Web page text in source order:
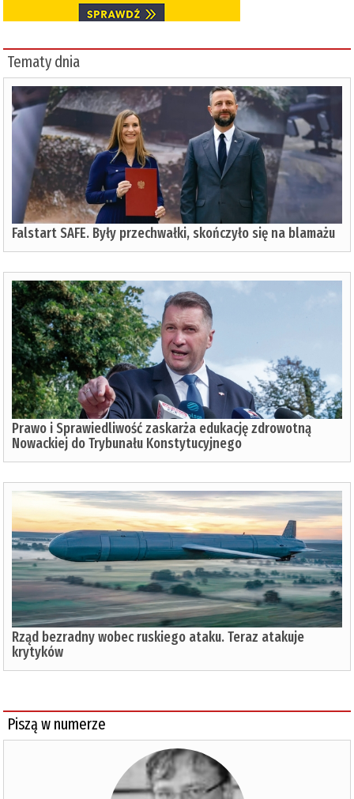
Tematy dnia
Falstart SAFE. Były przechwałki, skończyło się na blamażu
Prawo i Sprawiedliwość zaskarża edukację zdrowotną
Nowackiej do Trybunału Konstytucyjnego
Rząd bezradny wobec ruskiego ataku. Teraz atakuje
krytyków
Piszą w numerze